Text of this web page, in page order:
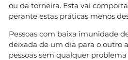
ou da torneira. Esta vai
perante estas práticas menos
Pessoas com baixa imunidade
deixada de um dia para o outro
pessoas sem qualquer